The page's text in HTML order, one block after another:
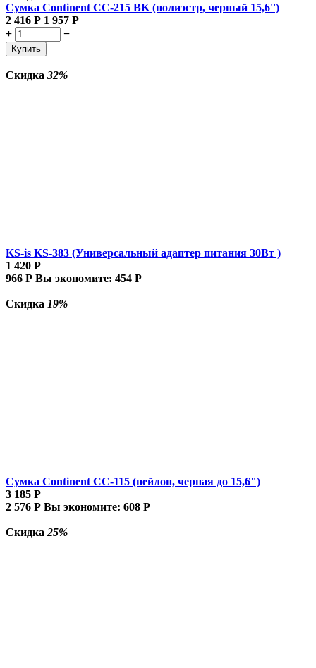
Сумка Continent CC-215 BK (полиэстр, черный 15,6'')
2 416 Р 1 957 Р
+
−
Купить
Скидка 32%
KS-is KS-383 (Универсальный адаптер питания 30Вт )
1 420 Р
966 Р Вы экономите: 454 Р
Скидка 19%
Сумка Continent CC-115 (нейлон, черная до 15,6")
3 185 Р
2 576 Р Вы экономите: 608 Р
Скидка 25%